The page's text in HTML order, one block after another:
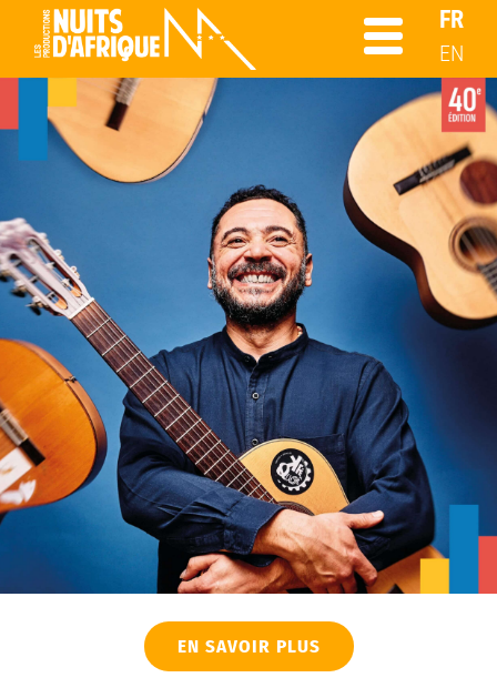
FR
EN
EN SAVOIR PLUS